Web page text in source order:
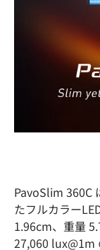
PavoSlim 360C
たフルカラー
1.96cm、重量
27,060 lux@1m